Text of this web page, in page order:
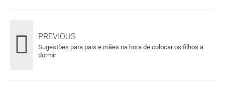
PREVIOUS
Sugestões para pais e mães na hora de colocar os filhos a
dormir